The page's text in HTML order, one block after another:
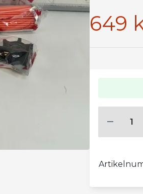
649